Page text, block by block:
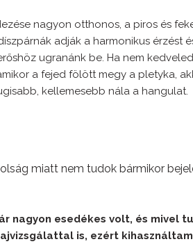
nagyon otthonos, a piros és
adják a harmonikus érzést
ugranánk be. Ha nem
a fejed fölött megy a pletyka,
kellemesebb nála a hangulat.
miatt nem tudok bármikor bej
nagyon esedékes volt, és mivel
is, ezért